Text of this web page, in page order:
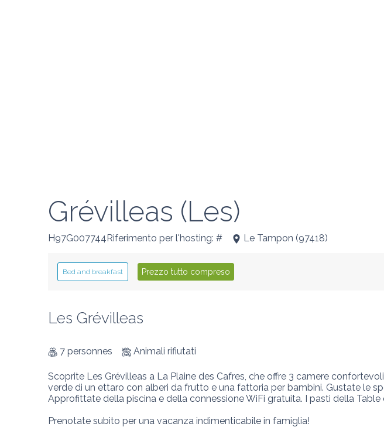
Grévilleas (Les)
H97G007744Riferimento per l'hosting: # Le Tampon (97418)
Bed and breakfast Prezzo tutto compreso
Les Grévilleas
7 personnes Animali rifiutati
Scoprite Les Grévilleas a La Plaine des Cafres, che offre 3 camere
verde di un ettaro con alberi da frutto e una fattoria per bambini. Gustate le
Approfittate della piscina e della connessione WiFi gratuita. I pasti della
Prenotate subito per una vacanza indimenticabile in famiglia!